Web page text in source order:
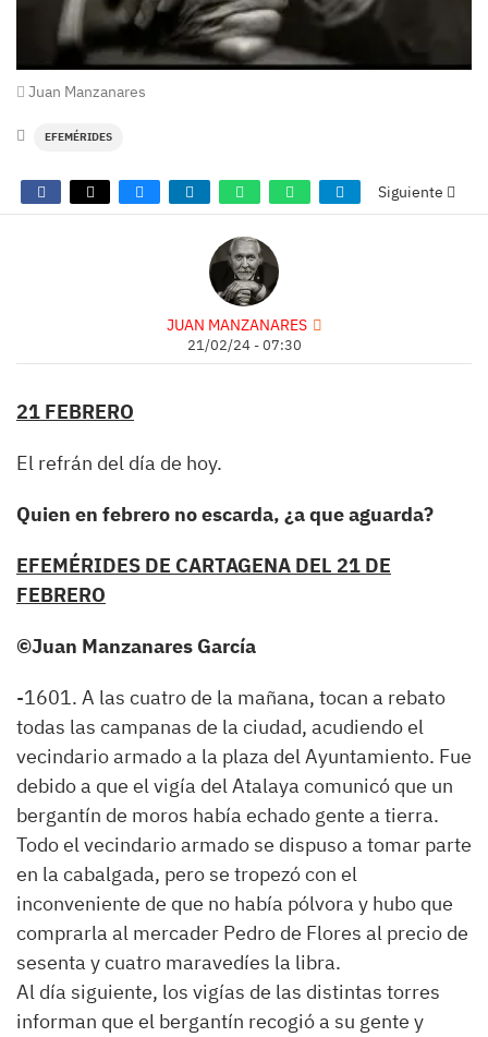
Juan Manzanares
EFEMÉRIDES
Siguiente
JUAN MANZANARES
21/02/24 - 07:30
21 FEBRERO
El refrán del día de hoy.
Quien en febrero no escarda, ¿a que aguarda?
EFEMÉRIDES DE CARTAGENA DEL 21 DE
FEBRERO
©Juan Manzanares García
-1601. A las cuatro de la mañana, tocan a rebato
todas las campanas de la ciudad, acudiendo el
vecindario armado a la plaza del Ayuntamiento. Fue
debido a que el vigía del Atalaya comunicó que un
bergantín de moros había echado gente a tierra.
Todo el vecindario armado se dispuso a tomar parte
en la cabalgada, pero se tropezó con el
inconveniente de que no había pólvora y hubo que
comprarla al mercader Pedro de Flores al precio de
sesenta y cuatro maravedíes la libra.
Al día siguiente, los vigías de las distintas torres
informan que el bergantín recogió a su gente y